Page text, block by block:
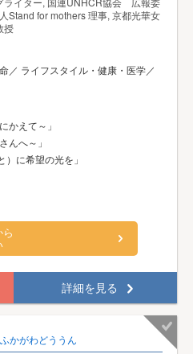
Stand for mothers 理事, 京都光華女
授
／ ライフスタイル・健康・医学／
かえて～」
んへ～」
）に希望の光を」
詳細を見る
ふかがわどううん